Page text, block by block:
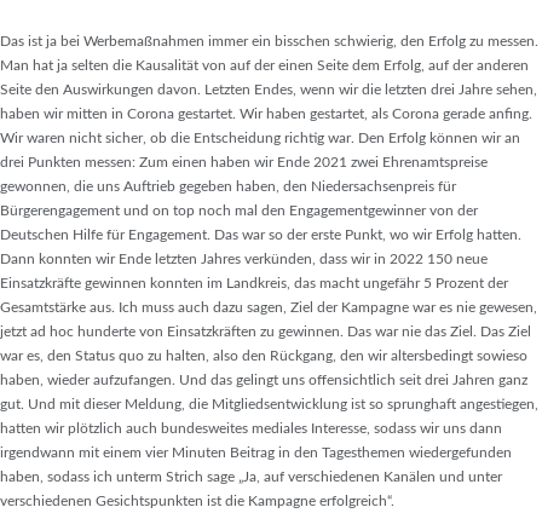
Das ist ja bei Werbemaßnahmen immer ein bisschen schwierig, den Erfolg zu messen.
Man hat ja selten die Kausalität von auf der einen Seite dem Erfolg, auf der anderen
Seite den Auswirkungen davon. Letzten Endes, wenn wir die letzten drei Jahre sehen,
haben wir mitten in Corona gestartet. Wir haben gestartet, als Corona gerade anfing.
Wir waren nicht sicher, ob die Entscheidung richtig war. Den Erfolg können wir an
drei Punkten messen: Zum einen haben wir Ende 2021 zwei Ehrenamtspreise
gewonnen, die uns Auftrieb gegeben haben, den Niedersachsenpreis für
Bürgerengagement und on top noch mal den Engagementgewinner von der
Deutschen Hilfe für Engagement. Das war so der erste Punkt, wo wir Erfolg hatten.
Dann konnten wir Ende letzten Jahres verkünden, dass wir in 2022 150 neue
Einsatzkräfte gewinnen konnten im Landkreis, das macht ungefähr 5 Prozent der
Gesamtstärke aus. Ich muss auch dazu sagen, Ziel der Kampagne war es nie gewesen,
jetzt ad hoc hunderte von Einsatzkräften zu gewinnen. Das war nie das Ziel. Das Ziel
war es, den Status quo zu halten, also den Rückgang, den wir altersbedingt sowieso
haben, wieder aufzufangen. Und das gelingt uns offensichtlich seit drei Jahren ganz
gut. Und mit dieser Meldung, die Mitgliedsentwicklung ist so sprunghaft angestiegen,
hatten wir plötzlich auch bundesweites mediales Interesse, sodass wir uns dann
irgendwann mit einem vier Minuten Beitrag in den Tagesthemen wiedergefunden
haben, sodass ich unterm Strich sage „Ja, auf verschiedenen Kanälen und unter
verschiedenen Gesichtspunkten ist die Kampagne erfolgreich“.